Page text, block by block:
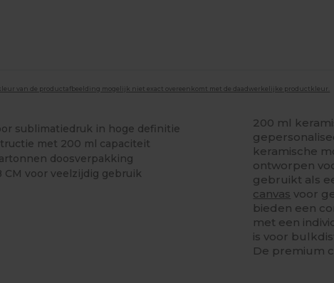
van de productafbeelding mogelijk niet exact overeenkomt met de daadwerkelijke productkleur.
sublimatiedruk in hoge definitie
met 200 ml capaciteit
doosverpakking
voor veelzijdig gebruik
200 ml
keramische
ontworpen
gebruikt als
canvas voor
bieden een
met een
is voor
De premium